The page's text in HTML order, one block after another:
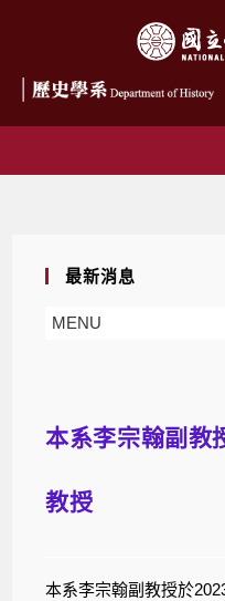
最新消息
MENU
本系李宗翰副教
教授
本系李宗翰副教授於